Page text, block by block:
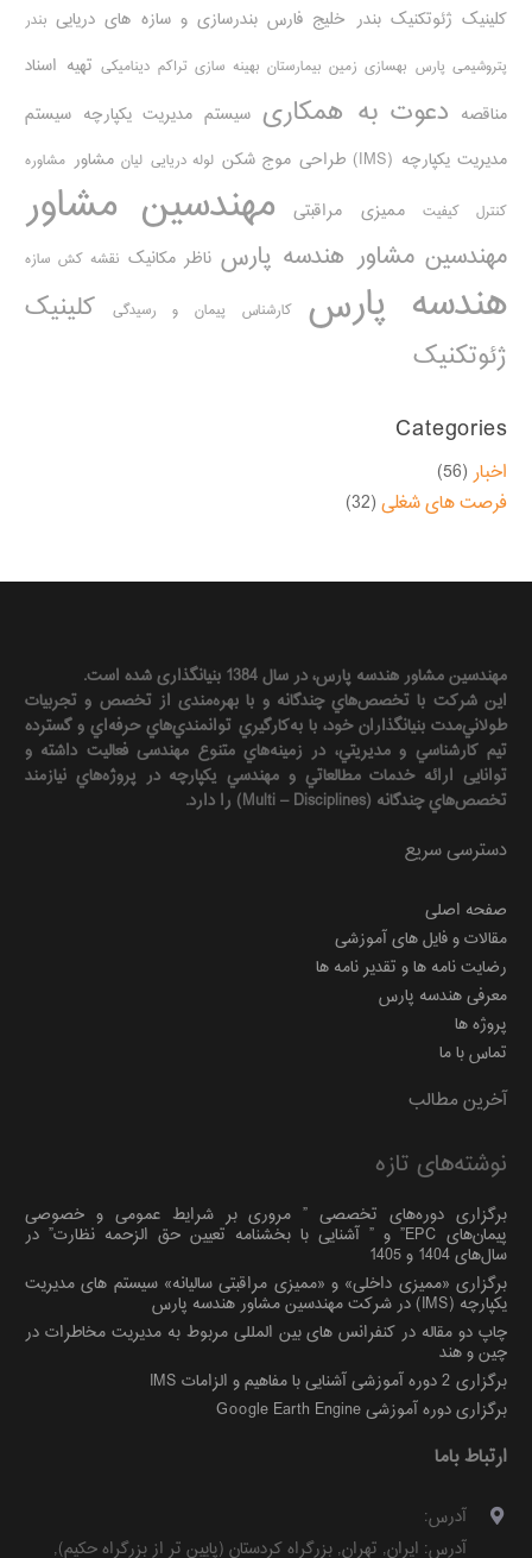
کلینیک ژئوتکنیک بندر خلیج فارس بندرسازی و سازه های دریایی بندر
پتروشیمی پارس بهسازی زمین بیمارستان بهینه سازی تراکم دینامیکی تهیه اسناد
مناقصه دعوت به همکاری سیستم مدیریت یکپارچه سیستم
مدیریت یکپارچه (IMS)
طراحی موج شکن لوله دریایی لیان مشاور مشاوره
کنترل کیفیت ممیزی مراقبتی مهندسین مشاور
مهندسین مشاور هندسه پارس ناظر مکانیک نقشه کش سازه
هندسه پارس کارشناس پیمان و رسیدگی
کلینیک
ژئوتکنیک
Categories
اخبار (56)
فرصت های شغلی (32)
مهندسين مشاور هندسه‌ پارس، در سال 1384 بنیانگذاری شده است.
این شرکت با تخصص‌هاي چندگانه و با بهره‌مندی از تخصص و تجربيات
طولاني‌مدت بنيانگذاران خود، با به‌كارگيري توانمندي‌هاي حرفه‌اي و گسترده
تيم كارشناسي و مديريتي، در زمينه‌هاي متنوع مهندسی فعاليت داشته و
توانایی ارائه خدمات مطالعاتي و مهندسي يكپارچه در پروژه‌هاي نيازمند
تخصص‌هاي چندگانه (Multi – Disciplines) را دارد.
دسترسی سریع
صفحه اصلی
مقالات و فایل های آموزشی
رضایت نامه ها و تقدیر نامه ها
معرفی هندسه پارس
پروژه ها
تماس با ما
آخرین مطالب
نوشته‌های تازه
برگزاری دوره‌های تخصصی ” مروری بر شرایط عمومی و خصوصی
پیمان‌های EPC” و ” آشنایی با بخشنامه تعیین حق الزحمه نظارت” در
سال‌های 1404 و 1405
برگزاری «ممیزی داخلی» و «ممیزی مراقبتی سالیانه» سیستم های مدیریت
یکپارچه (IMS) در شرکت مهندسین مشاور هندسه پارس
چاپ دو مقاله در کنفرانس های بین المللی مربوط به مدیریت مخاطرات در
چین و هند
برگزاری 2 دوره آموزشی آشنایی با مفاهیم و الزامات IMS
برگزاری دوره آموزشی Google Earth Engine
ارتباط باما
آدرس:
آدرس: ایران, تهران, بزرگراه کردستان (پایین تر از بزرگراه حکیم),